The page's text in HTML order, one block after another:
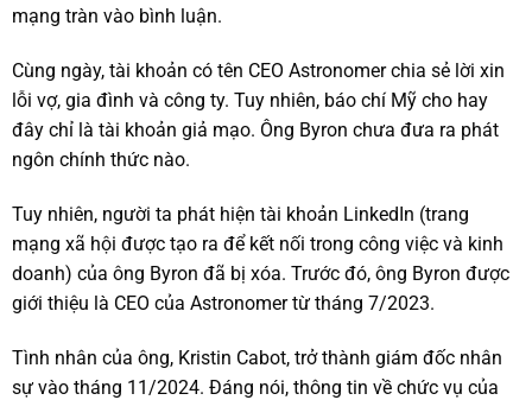
mạng tràn vào bình luận.
Cùng ngày, tài khoản có tên CEO Astronomer chia sẻ lời xin
lỗi vợ, gia đình và công ty. Tuy nhiên, báo chí Mỹ cho hay
đây chỉ là tài khoản giả mạo. Ông Byron chưa đưa ra phát
ngôn chính thức nào.
Tuy nhiên, người ta phát hiện tài khoản LinkedIn (trang
mạng xã hội được tạo ra để kết nối trong công việc và kinh
doanh) của ông Byron đã bị xóa. Trước đó, ông Byron được
giới thiệu là CEO của Astronomer từ tháng 7/2023.
Tình nhân của ông, Kristin Cabot, trở thành giám đốc nhân
sự vào tháng 11/2024. Đáng nói, thông tin về chức vụ của